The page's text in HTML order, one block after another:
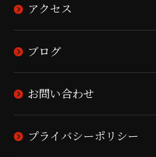
アクセス
ブログ
お問い合わせ
プライバシーポリシー